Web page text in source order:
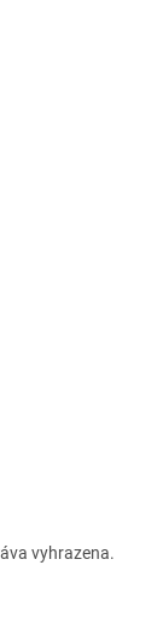
vyhrazena.